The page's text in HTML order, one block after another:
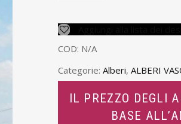
COD: N/A
Categorie: Alberi, ALBERI
IL PREZZO DEGLI
BASE